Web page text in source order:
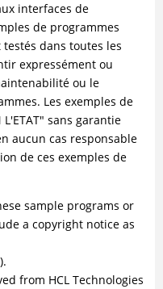
interfaces de
de programmes
dans toutes les
expressément ou
ou le
Les exemples de
sans garantie
aucun cas responsable
de ces exemples de
sample programs or
a copyright notice as
from HCL Technologies